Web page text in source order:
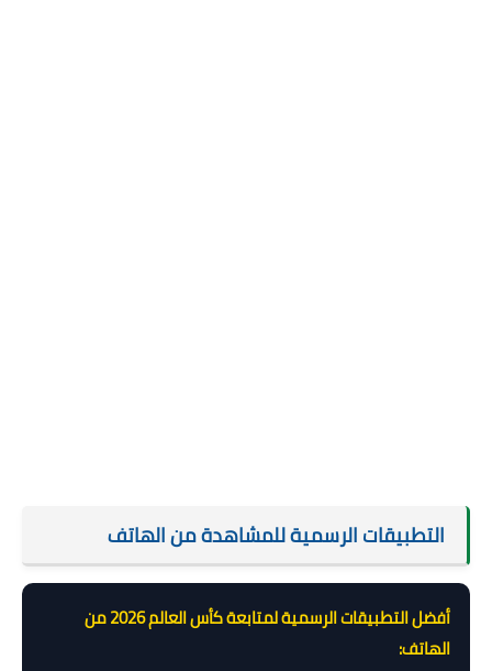
التطبيقات الرسمية للمشاهدة من الهاتف
أفضل التطبيقات الرسمية لمتابعة كأس العالم 2026 من
الهاتف: